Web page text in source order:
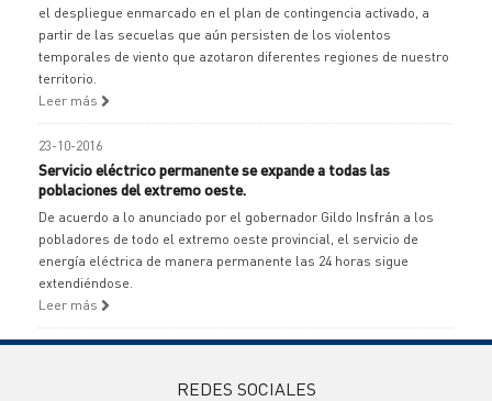
el despliegue enmarcado en el plan de contingencia activado, a
partir de las secuelas que aún persisten de los violentos
temporales de viento que azotaron diferentes regiones de nuestro
territorio.
Leer más
23-10-2016
Servicio eléctrico permanente se expande a todas las
poblaciones del extremo oeste.
De acuerdo a lo anunciado por el gobernador Gildo Insfrán a los
pobladores de todo el extremo oeste provincial, el servicio de
energía eléctrica de manera permanente las 24 horas sigue
extendiéndose.
Leer más
REDES SOCIALES